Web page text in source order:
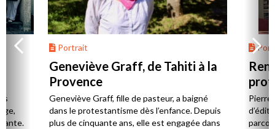
Portrait
Geneviève Graff, de Tahiti à la
Provence
Geneviève Graff, fille de pasteur, a baigné
dans le protestantisme dès l’enfance. Depuis
plus de cinquante ans, elle est engagée dans